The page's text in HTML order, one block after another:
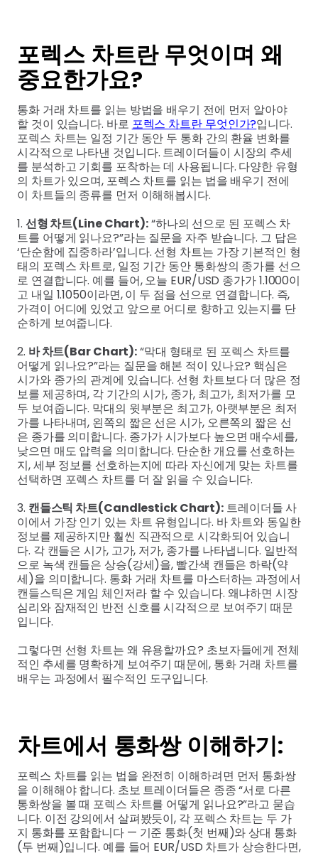
포렉스 차트란 무엇이며 왜
중요한가요?
통화 거래 차트를 읽는 방법을 배우기 전에 먼저 알아야
할 것이 있습니다. 바로 포렉스 차트란 무엇인가?입니다.
포렉스 차트는 일정 기간 동안 두 통화 간의 환율 변화를
시각적으로 나타낸 것입니다. 트레이더들이 시장의 추세
를 분석하고 기회를 포착하는 데 사용됩니다. 다양한 유형
의 차트가 있으며, 포렉스 차트를 읽는 법을 배우기 전에
이 차트들의 종류를 먼저 이해해봅시다.
1. 선형 차트(Line Chart):“하나의 선으로 된 포렉스 차
트를 어떻게 읽나요?”라는 질문을 자주 받습니다. 그 답은
‘단순함에 집중하라’입니다. 선형 차트는 가장 기본적인 형
태의 포렉스 차트로, 일정 기간 동안 통화쌍의 종가를 선으
로 연결합니다. 예를 들어, 오늘 EUR/USD 종가가 1.1000이
고 내일 1.1050이라면, 이 두 점을 선으로 연결합니다. 즉,
가격이 어디에 있었고 앞으로 어디로 향하고 있는지를 단
순하게 보여줍니다.
2. 바 차트(Bar Chart):“막대 형태로 된 포렉스 차트를
어떻게 읽나요?”라는 질문을 해본 적이 있나요? 핵심은
시가와 종가의 관계에 있습니다. 선형 차트보다 더 많은 정
보를 제공하며, 각 기간의 시가, 종가, 최고가, 최저가를 모
두 보여줍니다. 막대의 윗부분은 최고가, 아랫부분은 최저
가를 나타내며, 왼쪽의 짧은 선은 시가, 오른쪽의 짧은 선
은 종가를 의미합니다. 종가가 시가보다 높으면 매수세를,
낮으면 매도 압력을 의미합니다. 단순한 개요를 선호하는
지, 세부 정보를 선호하는지에 따라 자신에게 맞는 차트를
선택하면 포렉스 차트를 더 잘 읽을 수 있습니다.
3. 캔들스틱 차트(Candlestick Chart): 트레이더들 사
이에서 가장 인기 있는 차트 유형입니다. 바 차트와 동일한
정보를 제공하지만 훨씬 직관적으로 시각화되어 있습니
다. 각 캔들은 시가, 고가, 저가, 종가를 나타냅니다. 일반적
으로 녹색 캔들은 상승(강세)을, 빨간색 캔들은 하락(약
세)을 의미합니다. 통화 거래 차트를 마스터하는 과정에서
캔들스틱은 게임 체인저라 할 수 있습니다. 왜냐하면 시장
심리와 잠재적인 반전 신호를 시각적으로 보여주기 때문
입니다.
그렇다면 선형 차트는 왜 유용할까요? 초보자들에게 전체
적인 추세를 명확하게 보여주기 때문에, 통화 거래 차트를
배우는 과정에서 필수적인 도구입니다.
차트에서 통화쌍 이해하기:
포렉스 차트를 읽는 법을 완전히 이해하려면 먼저 통화쌍
을 이해해야 합니다. 초보 트레이더들은 종종 “서로 다른
통화쌍을 볼 때 포렉스 차트를 어떻게 읽나요?”라고 묻습
니다. 이전 강의에서 살펴봤듯이, 각 포렉스 차트는 두 가
지 통화를 포함합니다 — 기준 통화(첫 번째)와 상대 통화
(두 번째)입니다. 예를 들어 EUR/USD 차트가 상승한다면,